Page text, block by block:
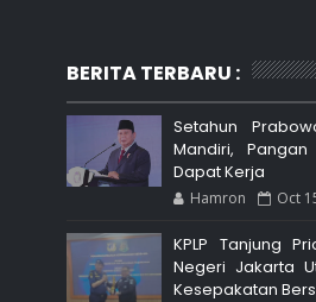
BERITA TERBARU :
Setahun
Mandiri,
Dapat Kerja
Hamron Oct
KPLP Tanjung
Negeri Jakarta
Kesepakatan